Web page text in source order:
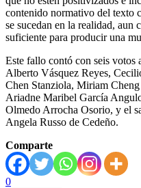
contenido normativo del texto
se sucedan en la realidad, aun
suficiente para producir una
Este fallo contó con seis votos
Alberto Vásquez Reyes,
Chen Stanziola, Miriam
Ariadne Maribel García
Olmedo Arrocha Osorio, y el
Angela Russo de Cedeño.
Comparte
0